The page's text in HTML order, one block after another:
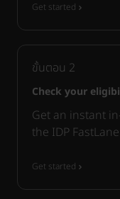
Get started
ขั้นตอน 2
Check your
Get an instant
the IDP
Get started